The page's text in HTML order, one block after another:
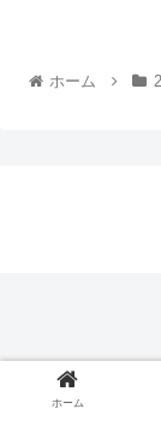
ホーム
ホーム